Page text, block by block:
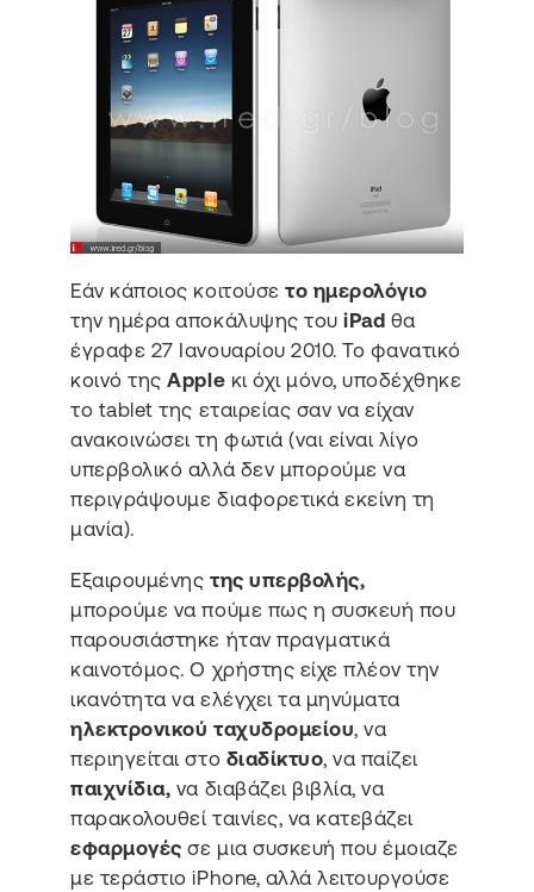
Εάν κάποιος κοιτούσετο ημερολόγιο
την ημέρα αποκάλυψης τουiPad θα
έγραφε 27 Ιανουαρίου 2010. Το φανατικό
κοινό τηςApple κι όχι μόνο, υποδέχθηκε
το tablet της εταιρείας σαν να είχαν
ανακοινώσει τη φωτιά (ναι είναι λίγο
υπερβολικό αλλά δεν μπορούμε να
περιγράψουμε διαφορετικά εκείνη τη
μανία).
Εξαιρουμένης της υπερβολής,
μπορούμε να πούμε πως η συσκευή που
παρουσιάστηκε ήταν πραγματικά
καινοτόμος. Ο χρήστης είχε πλέον την
ικανότητα να ελέγχει τα μηνύματα
ηλεκτρονικού ταχυδρομείου, να
περιηγείται στο διαδίκτυο, να παίζει
παιχνίδια, να διαβάζει βιβλία, να
παρακολουθεί ταινίες, να κατεβάζει
εφαρμογές σε μια συσκευή που έμοιαζε
με τεράστιο iPhone, αλλά λειτουργούσε